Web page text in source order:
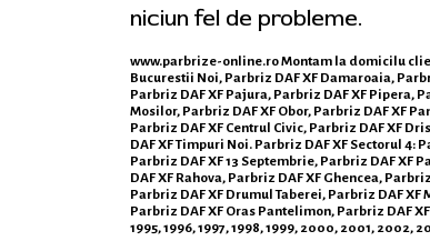
niciun fel de probleme.
www.parbrize-online.roMontam la domicilu
Bucurestii Noi, Parbriz DAF XF Damaroaia,
Parbriz DAF XF Pajura, Parbriz DAF XF Pipera,
Mosilor, Parbriz DAF XF Obor, Parbriz DAF XF
Parbriz DAF XF Centrul Civic, Parbriz DAF XF
DAF XF Timpuri Noi. Parbriz DAF XF Sectorul
Parbriz DAF XF 13 Septembrie, Parbriz DAF XF
DAF XF Rahova, Parbriz DAF XF Ghencea,
Parbriz DAF XF Drumul Taberei, Parbriz DAF
Parbriz DAF XF Oras Pantelimon, Parbriz DAF
1995, 1996, 1997, 1998, 1999, 2000, 2001, 2002,